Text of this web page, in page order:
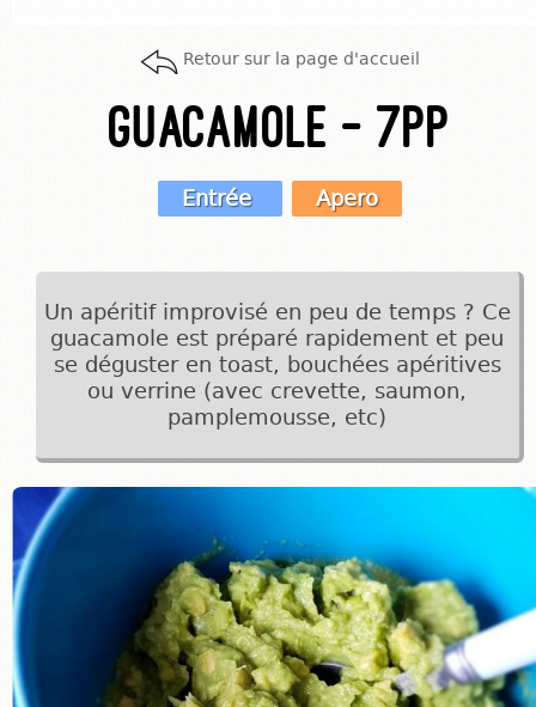
Retour sur la page d'accueil
Guacamole - 7pp
Entrée Apero
Un apéritif improvisé en peu de temps ? Ce
guacamole est préparé rapidement et peu
se déguster en toast, bouchées apéritives
ou verrine (avec crevette, saumon,
pamplemousse, etc)